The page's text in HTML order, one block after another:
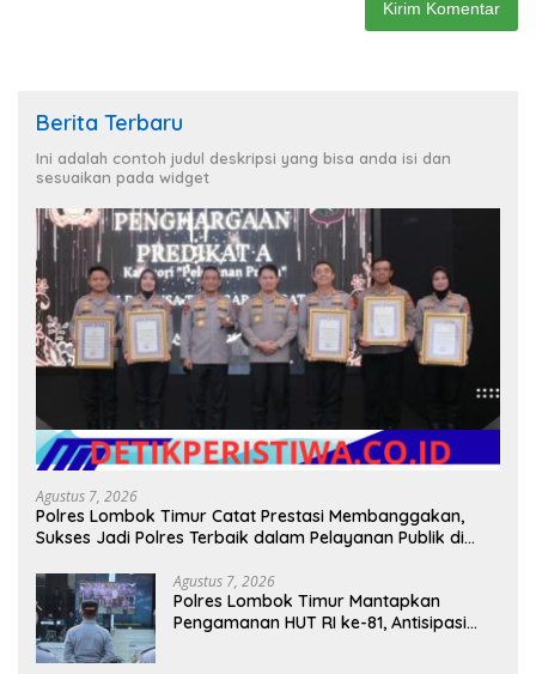
Berita Terbaru
Ini adalah contoh judul deskripsi yang bisa anda isi dan
sesuaikan pada widget
Agustus 7, 2026
Polres Lombok Timur Catat Prestasi Membanggakan,
Sukses Jadi Polres Terbaik dalam Pelayanan Publik di
Agustus 7, 2026
Polres Lombok Timur Mantapkan
Pengamanan HUT RI ke-81, Antisipasi